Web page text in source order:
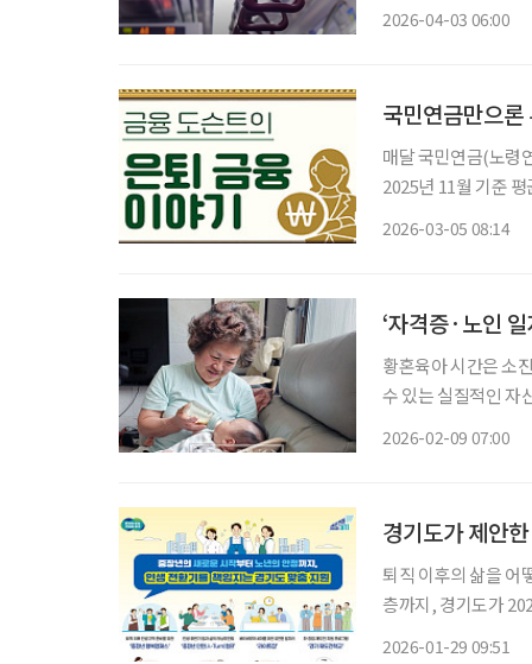
2026-04-03 06:00
국민연금만으
매달 국민연금(노령
2025년 11월 기준
2026-03-05 08:14
‘자격증·노인
황혼육아 시간은 소
수 있는 실질적인 자
2026-02-09 07:00
경기도가 제안
퇴직 이후의 삶을 어
층까지, 경기도가
2026-01-29 09:51